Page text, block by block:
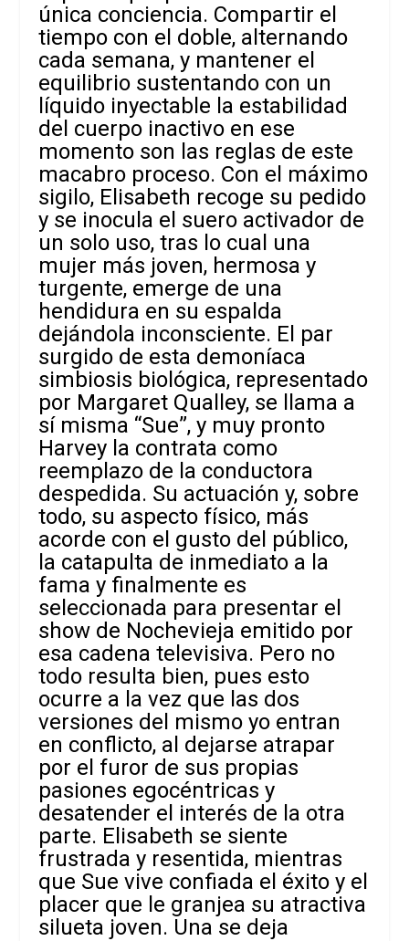
única conciencia. Compartir el
tiempo con el doble, alternando
cada semana, y mantener el
equilibrio sustentando con un
líquido inyectable la estabilidad
del cuerpo inactivo en ese
momento son las reglas de este
macabro proceso. Con el máximo
sigilo, Elisabeth recoge su pedido
y se inocula el suero activador de
un solo uso, tras lo cual una
mujer más joven, hermosa y
turgente, emerge de una
hendidura en su espalda
dejándola inconsciente. El par
surgido de esta demoníaca
simbiosis biológica, representado
por Margaret Qualley, se llama a
sí misma “Sue”, y muy pronto
Harvey la contrata como
reemplazo de la conductora
despedida. Su actuación y, sobre
todo, su aspecto físico, más
acorde con el gusto del público,
la catapulta de inmediato a la
fama y finalmente es
seleccionada para presentar el
show de Nochevieja emitido por
esa cadena televisiva. Pero no
todo resulta bien, pues esto
ocurre a la vez que las dos
versiones del mismo yo entran
en conflicto, al dejarse atrapar
por el furor de sus propias
pasiones egocéntricas y
desatender el interés de la otra
parte. Elisabeth se siente
frustrada y resentida, mientras
que Sue vive confiada el éxito y el
placer que le granjea su atractiva
silueta joven. Una se deja